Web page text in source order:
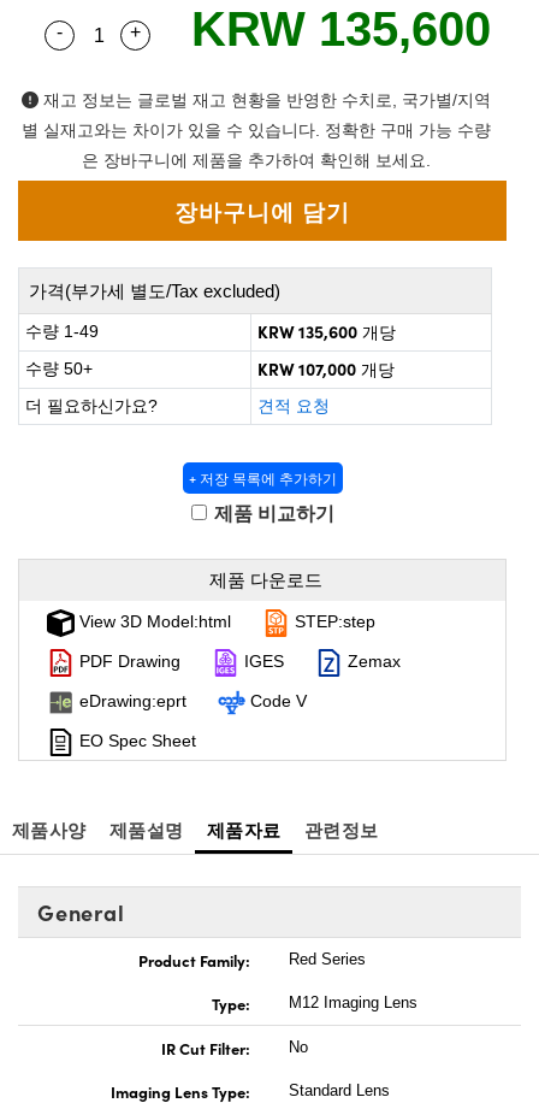
Elements (DOE)
Couplers
Company
Components
(UFI)
Quantity Selector
- Use the plus and minus buttons to adjust the
+ KRW 135,600
재고 정보는 글로벌 재고 현황을 반영한 수치로, 국가별/지역
별 실재고와는 차이가 있을 수 있습니다. 정확한 구매 가능 수량
은 장바구니에 제품을 추가하여 확인해 보세요.
가격(부가세 별도/Tax excluded)
수량 1-49 KRW 135,600 개당
수량 50+
KRW 107,000 개당
더 필요하신가요?
견적 요청
+ 저장 목록에 추가하기
제품 비교하기
제품 다운로드
View 3D Model:html STEP:step
PDF Drawing IGES Zemax
eDrawing:eprt Code V
EO Spec Sheet
제품사양 제품설명 제품자료 관련정보
General
Product Family: Red Series
Type: M12 Imaging Lens
IR Cut Filter: No
Imaging Lens Type: Standard Lens